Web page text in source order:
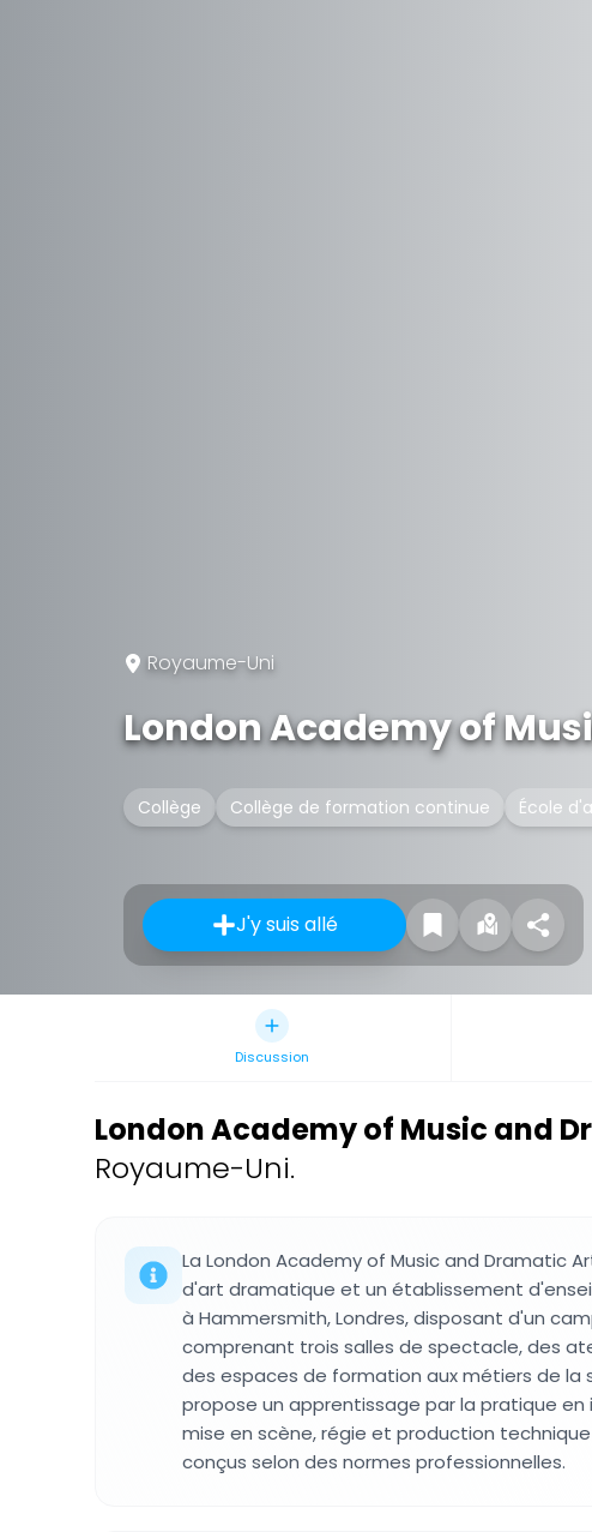
Royaume-Uni
London Academy of
Collège Collège de formation continue École
J'y suis allé
Discussion
London Academy of Music and
Royaume-Uni.
La London Academy of Music and Dramatic
d'art dramatique et un établissement
à Hammersmith, Londres, disposant d'un
comprenant trois salles de spectacle, des
des espaces de formation aux métiers de la
propose un apprentissage par la pratique
mise en scène, régie et production
conçus selon des normes professionnelles.